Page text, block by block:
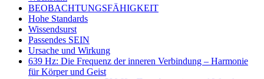
BEOBACHTUNGSFÄHIGKEIT
Hohe Standards
Wissendsurst
Passendes SEIN
Ursache und Wirkung
639 Hz: Die Frequenz der inneren Verbindung – Harmonie
für Körper und Geist